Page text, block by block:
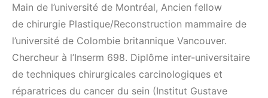
Main de l’université de Montréal, Ancien fellow
de chirurgie Plastique/Reconstruction mammaire de
l’université de Colombie britannique Vancouver.
Chercheur à l’Inserm 698. Diplôme inter-universitaire
de techniques chirurgicales carcinologiques et
réparatrices du cancer du sein (Institut Gustave